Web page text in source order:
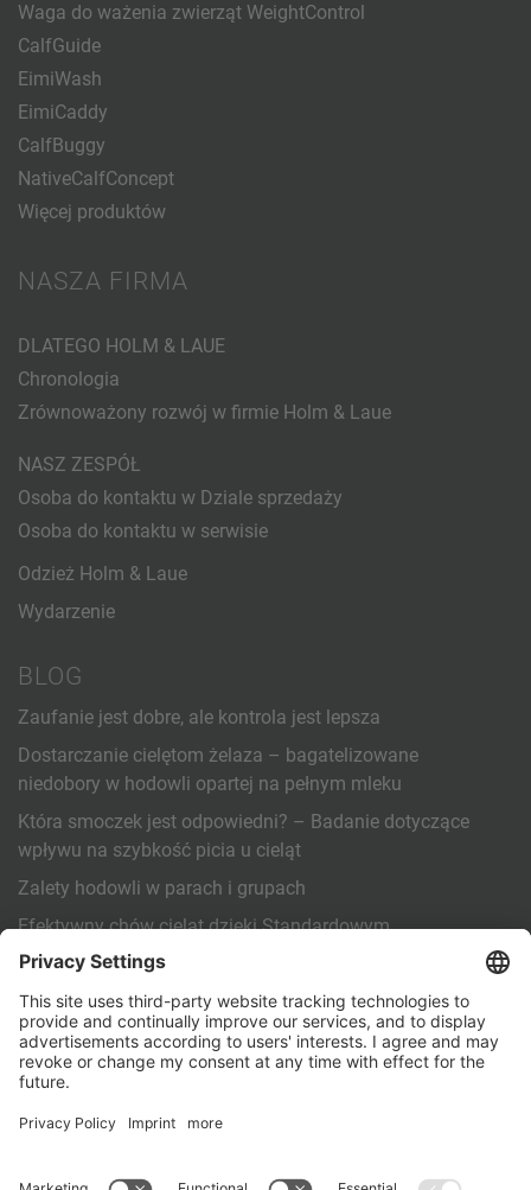
Waga do ważenia zwierząt WeightControl
CalfGuide
EimiWash
EimiCaddy
CalfBuggy
NativeCalfConcept
Więcej produktów
NASZA FIRMA
DLATEGO HOLM & LAUE
Chronologia
Zrównoważony rozwój w firmie Holm & Laue
NASZ ZESPÓŁ
Osoba do kontaktu w Dziale sprzedaży
Osoba do kontaktu w serwisie
Odzież Holm & Laue
Wydarzenie
BLOG
Zaufanie jest dobre, ale kontrola jest lepsza
Dostarczanie cielętom żelaza – bagatelizowane
niedobory w hodowli opartej na pełnym mleku
Która smoczek jest odpowiedni? – Badanie dotyczące
wpływu na szybkość picia u cieląt
Zalety hodowli w parach i grupach
Efektywny chów cieląt dzięki Standardowym
procedurom operacyjnym (SOP)
INNE
Kontakt
PartnerPortal